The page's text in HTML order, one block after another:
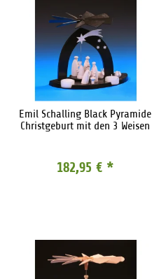
Emil Schalling Black Pyramide
Christgeburt mit den 3 Weisen
182,95 € *